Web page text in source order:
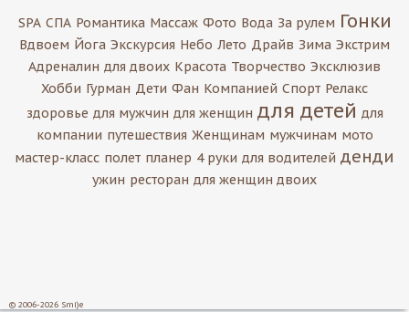
SPA СПА Романтика Массаж Фото Вода За рулем Гонки
Вдвоем Йога Экскурсия Небо Лето Драйв Зима Экстрим
Адреналин для двоих Красота Творчество Эксклюзив
Хобби Гурман Дети Фан Компанией Спорт Релакс
здоровье для мужчин для женщин для детей для
компании путешествия Женщинам мужчинам мото
мастер-класс полет планер 4 руки для водителей денди
ужин ресторан для женщин двоих
© 2006-2026 Smi)e